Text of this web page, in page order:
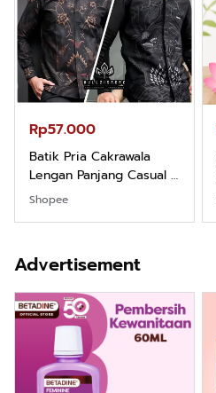
Rp57.000
Batik Pria Cakrawala
Lengan Panjang Casual -
Kemeja Batik Pria
Santai Slimfit Formal
Shopee
Advertisement